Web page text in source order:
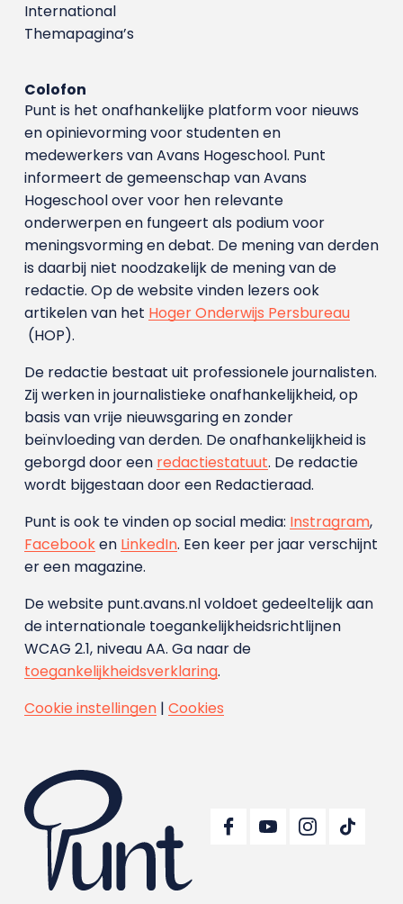
International
Themapagina’s
Colofon
Punt is het onafhankelijke platform voor nieuws
en opinievorming voor studenten en
medewerkers van Avans Hoge­school. Punt
informeert de gemeenschap van Avans
Hogeschool over voor hen relevante
onderwerpen en fungeert als podium voor
meningsvorming en debat. De mening van derden
is daarbij niet noodzakelijk de mening van de
redactie. Op de website vinden lezers ook
artikelen van het Hoger Onderwijs Persbureau
(HOP).
De redactie bestaat uit professionele journalisten.
Zij werken in journalistieke onafhankelijkheid, op
basis van vrije nieuwsgaring en zonder
beïnvloeding van derden. De onafhankelijkheid is
geborgd door een redactiestatuut. De redactie
wordt bijgestaan door een Redactieraad.
Punt is ook te vinden op social media: Instragram,
Facebooken LinkedIn. Een keer per jaar verschijnt
er een magazine.
De website punt.avans.nl voldoet gedeeltelijk aan
de internationale toegankelijkheidsrichtlijnen
WCAG 2.1, niveau AA. Ga naar de
toegankelijkheidsverklaring.
Cookie instellingen| Cookies